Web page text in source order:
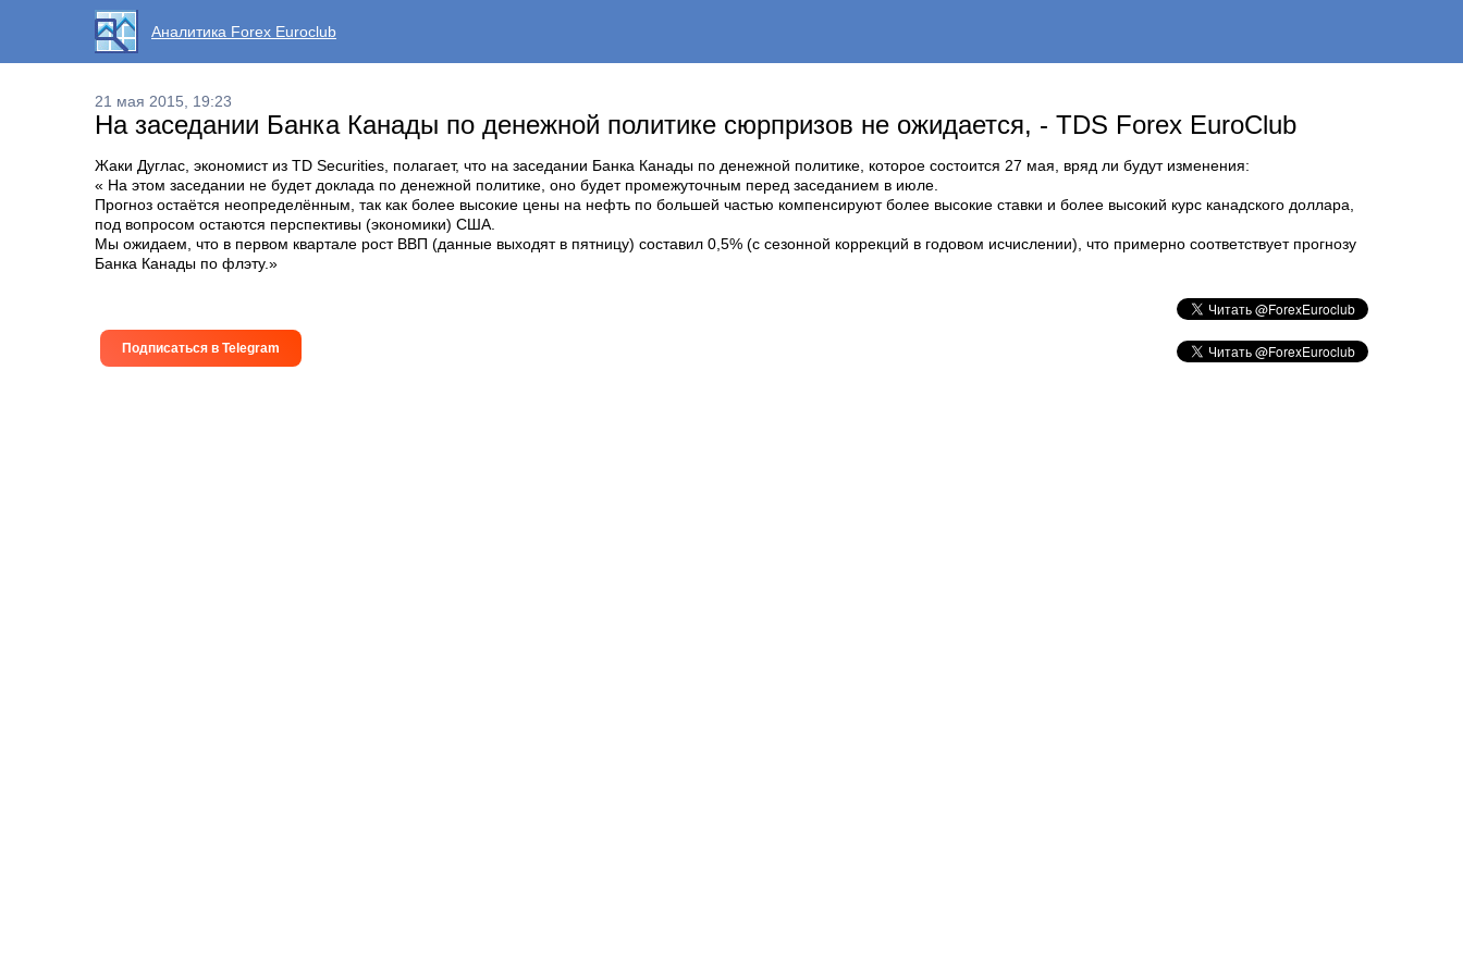
Аналитика Forex Euroclub
21 мая 2015, 19:23
На заседании Банка Канады по денежной политике сюрпризов не ожидается, - TDS Forex EuroClub
Жаки Дуглас, экономист из TD Securities, полагает, что на заседании Банка Канады по денежной политике, которое состоится 27 мая, вряд ли будут изменения:
« На этом заседании не будет доклада по денежной политике, оно будет промежуточным перед заседанием в июле.
Прогноз остаётся неопределённым, так как более высокие цены на нефть по большей частью компенсируют более высокие ставки и более высокий курс канадского доллара,
под вопросом остаются перспективы (экономики) США.
Мы ожидаем, что в первом квартале рост ВВП (данные выходят в пятницу) составил 0,5% (с сезонной коррекций в годовом исчислении), что примерно соответствует прогнозу
Банка Канады по флэту.»
Подписаться в Telegram